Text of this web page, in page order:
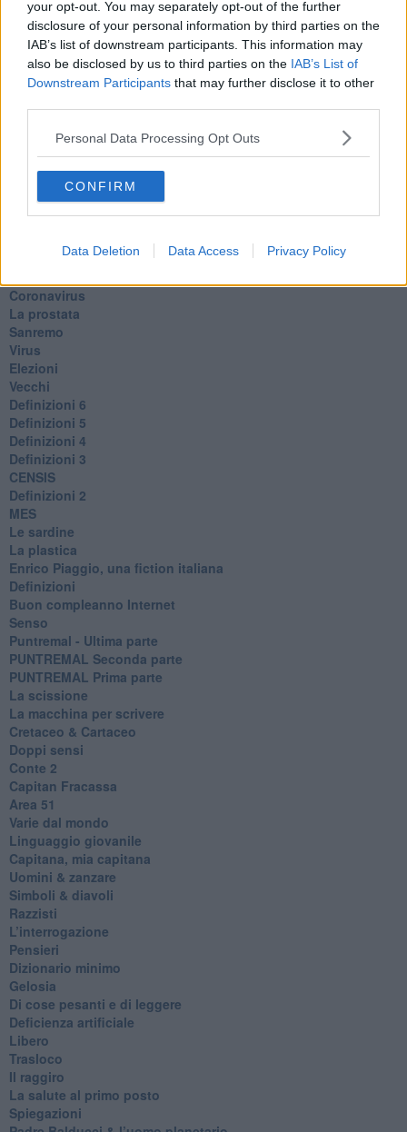
your opt-out. You may separately opt-out of the further
disclosure of your personal information by third parties on the
IAB’s list of downstream participants. This information may
also be disclosed by us to third parties on the IAB’s List of
Downstream Participants that may further disclose it to other
Personal Data Processing Opt Outs
CONFIRM
Data Deletion Data Access Privacy Policy
​Il grande vuoto
​La guerra dei mondi
Marciare non marcire
Fase due
L’Agorà
Congiunti
​Lettera sulla felicità
​Lettera sul tempo
Lettera semiconfidenziale al Presidente
Pensieri per dopo
​Pensieri in libera uscita
Pandemia
Coronavirus
La prostata
Sanremo
Virus
Elezioni
Vecchi
Definizioni 6
Definizioni 5
Definizioni 4
Definizioni 3
CENSIS
​Definizioni 2
MES
Le sardine
La plastica
​Enrico Piaggio, una fiction italiana
Definizioni
​Buon compleanno Internet
Senso
Puntremal - Ultima parte
PUNTREMAL Seconda parte
​PUNTREMAL Prima parte
La scissione
La macchina per scrivere
Cretaceo & Cartaceo
Doppi sensi
​Conte 2
​Capitan Fracassa
​Area 51
Varie dal mondo
​Linguaggio giovanile
​Capitana, mia capitana
Uomini & zanzare
​Simboli & diavoli
Razzisti
​L’interrogazione
Pensieri
​Dizionario minimo
Gelosia
Di cose pesanti e di leggere
​Deficienza artificiale
Libero
Trasloco
Il raggiro
​La salute al primo posto
Spiegazioni